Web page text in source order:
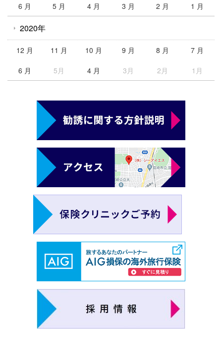
6 月 5 月 4 月 3 月 2 月 1 月
2020年
12 月 11 月 10 月 9 月 8 月 7 月
6 月 5月 4 月 3月 2月 1月